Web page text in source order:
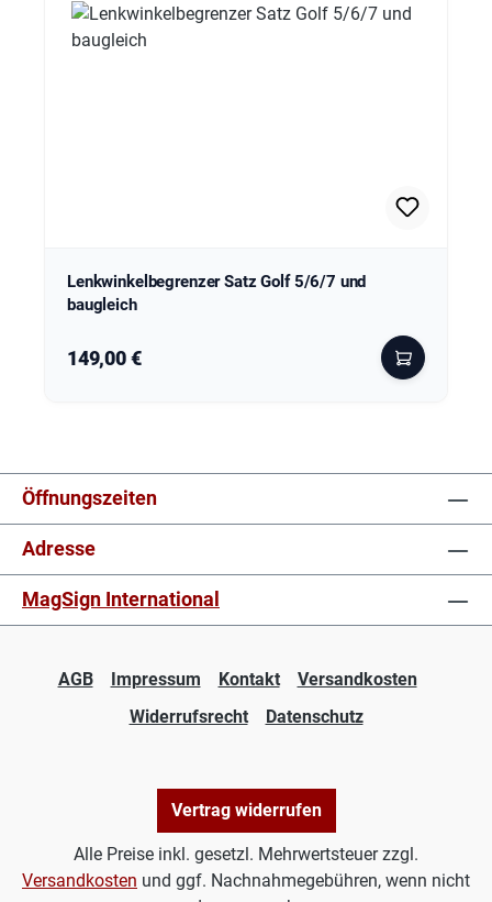
Lenkwinkelbegrenzer Satz Golf 5/6/7 und
baugleich
Regulärer Preis:
149,00 €
Öffnungszeiten
Adresse
MagSign International
AGB Impressum Kontakt
Versandkosten
Widerrufsrecht
Datenschutz
Vertrag widerrufen
Alle Preise inkl. gesetzl. Mehrwertsteuer zzgl.
Versandkosten und ggf. Nachnahmegebühren, wenn nicht